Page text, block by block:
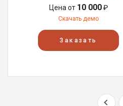
Цена от 10 000₽
Скачать демо
Заказать